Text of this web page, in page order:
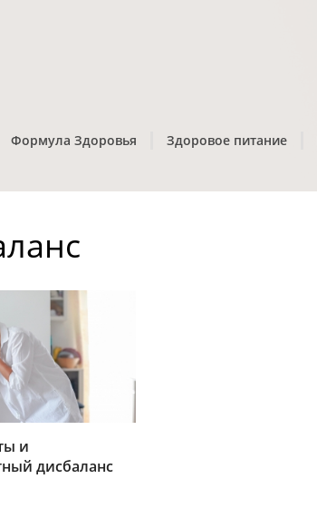
Формула Здоровья Здоровое питание
и
дисбаланс